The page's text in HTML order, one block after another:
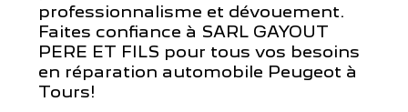
professionnalisme et dévouement.
Faites confiance à SARL GAYOUT
PERE ET FILS pour tous vos besoins
en réparation automobile Peugeot à
Tours!